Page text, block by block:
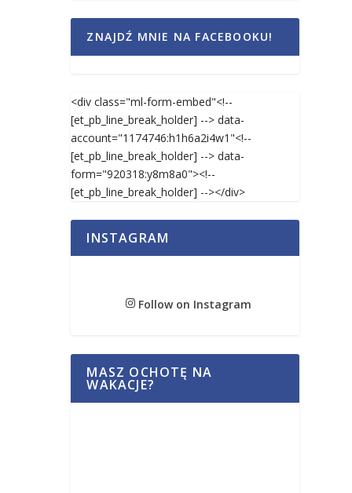
ZNAJDŹ MNIE NA FACEBOOKU!
<div class="ml-form-embed"<!--
[et_pb_line_break_holder] --> data-
account="1174746:h1h6a2i4w1"<!--
[et_pb_line_break_holder] --> data-
form="920318:y8m8a0"><!--
[et_pb_line_break_holder] --></div>
INSTAGRAM
Follow on Instagram
MASZ OCHOTĘ NA
WAKACJE?